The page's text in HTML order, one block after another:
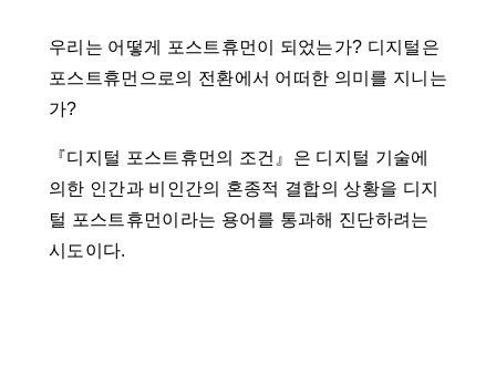
우리는 어떻게 포스트휴먼이 되었는가? 디지털은
포스트휴먼으로의 전환에서 어떠한 의미를 지니는
가?
『디지털 포스트휴먼의 조건』은 디지털 기술에
의한 인간과 비인간의 혼종적 결합의 상황을 디지
털 포스트휴먼이라는 용어를 통과해 진단하려는
시도이다.